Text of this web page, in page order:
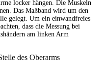
locker hängen. Die Muskeln
Das Maßband wird um den
gelegt. Um ein einwandfreies
dass die Messung bei
am linken Arm